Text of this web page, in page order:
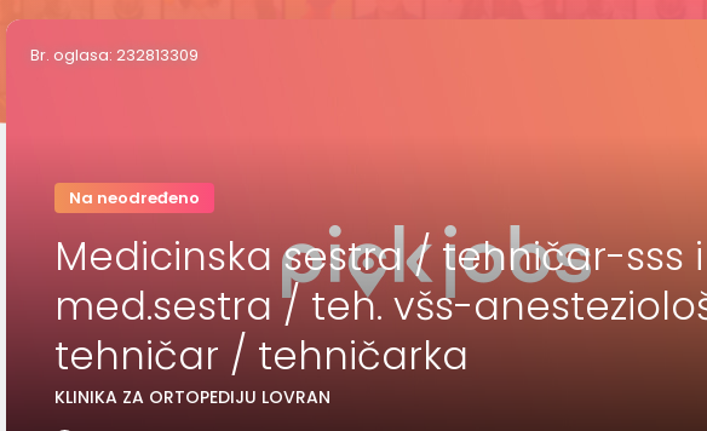
Br. oglasa: 232813309
Na neodređeno
Medicinska sestra / tehničar-sss
med.sestra / teh. všs-
tehničar / tehničarka
KLINIKA ZA ORTOPEDIJU LOVRAN